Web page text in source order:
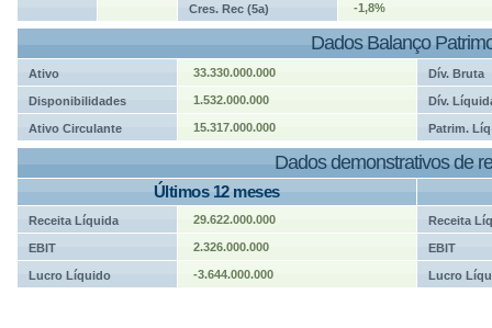
Cres. Rec (5a) -1,8%
Dados Balanço
Ativo 33.330.000.000 Dív. Bruta
Disponibilidades 1.532.000.000 Dív.
Ativo Circulante 15.317.000.000 Patrim. Líq
Dados demonstrativos de
Últimos 12 meses
Receita Líquida 29.622.000.000 Receita
EBIT 2.326.000.000 EBIT
Lucro Líquido -3.644.000.000 Lucro